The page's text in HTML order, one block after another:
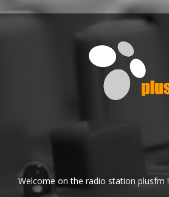
Welcome on the radio station plusfm !